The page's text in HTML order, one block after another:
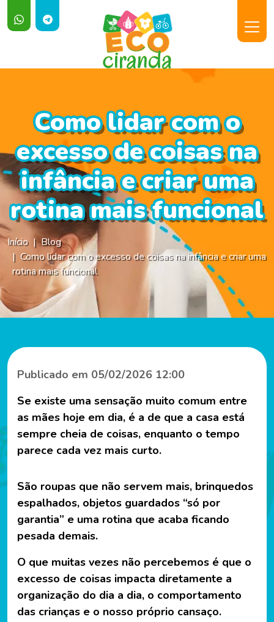
Como lidar com o
excesso de coisas na
infância e criar uma
rotina mais funcional
Início
Blog
Como lidar com o excesso de coisas na infância e criar uma
rotina mais funcional
Publicado em 05/02/2026 12:00
Se existe uma sensação muito comum entre
as mães hoje em dia, é a de que a casa está
sempre cheia de coisas, enquanto o tempo
parece cada vez mais curto.
São roupas que não servem mais, brinquedos
espalhados, objetos guardados “só por
garantia” e uma rotina que acaba ficando
pesada demais.
O que muitas vezes não percebemos é que o
excesso de coisas impacta diretamente a
organização do dia a dia, o comportamento
das crianças e o nosso próprio cansaço.